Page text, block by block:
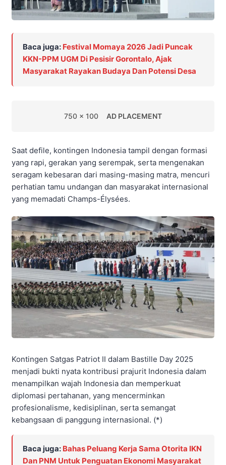
Baca juga: Festival Momaya 2026 Jadi Puncak
KKN-PPM UGM Di Pesisir Gorontalo, Ajak
Masyarakat Rayakan Budaya Dan Potensi Desa
750 x 100 AD PLACEMENT
Saat defile, kontingen Indonesia tampil dengan formasi
yang rapi, gerakan yang serempak, serta mengenakan
seragam kebesaran dari masing-masing matra, mencuri
perhatian tamu undangan dan masyarakat internasional
yang memadati Champs-Élysées.
Kontingen Satgas Patriot II dalam Bastille Day 2025
menjadi bukti nyata kontribusi prajurit Indonesia dalam
menampilkan wajah Indonesia dan memperkuat
diplomasi pertahanan, yang mencerminkan
profesionalisme, kedisiplinan, serta semangat
kebangsaan di panggung internasional. (*)
Baca juga: Bahas Peluang Kerja Sama Otorita IKN
Dan PNM Untuk Penguatan Ekonomi Masyarakat